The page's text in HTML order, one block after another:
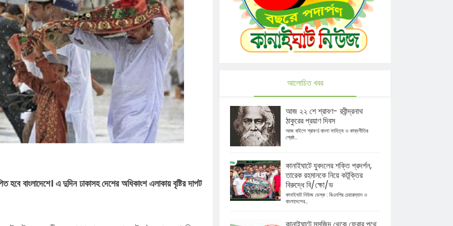
পালনে
আসছেন
সমাবেশ,
জব্দ
বাংলাদেশে। এ দুদিন ঢাকাসহ দেশের অধিকাংশ এলাকায় বৃষ্টির দাপট
আলোচিত খবর
আজ ২২ শে শ্রাবণ- রবীন্দ্রনাথ
ঠাকুরের প্রয়াণ দিবস
আজ বাইশে শ্রাবণ। বাংলা সাহিত্য ও কাব্যগীতির
শ্রেষ্ঠ...
কানাইঘাটে যুবদলের শক্তি প্রদর্শন,
তারেক রহমানকে নিয়ে কটূক্তির
বিরুদ্ধে বি/ক্ষো/ভ
কানাইঘাট নিউজ ডেস্ক : বিএনপির চেয়ারম্যান ও
বাংলাদেশের...